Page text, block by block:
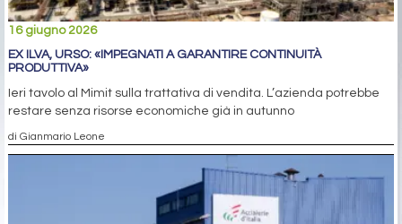
16 giugno 2026
EX ILVA, URSO: «IMPEGNATI A GARANTIRE CONTINUITÀ
PRODUTTIVA»
Ieri tavolo al Mimit sulla trattativa di vendita. L’azienda potrebbe
restare senza risorse economiche già in autunno
di Gianmario Leone